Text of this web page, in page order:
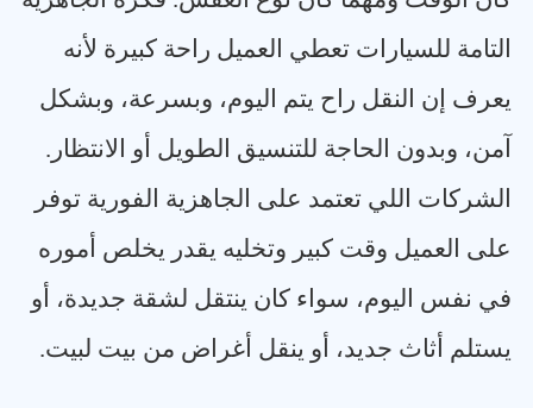
التامة للسيارات تعطي العميل راحة كبيرة لأنه
يعرف إن النقل راح يتم اليوم، وبسرعة، وبشكل
آمن، وبدون الحاجة للتنسيق الطويل أو الانتظار.
الشركات اللي تعتمد على الجاهزية الفورية توفر
على العميل وقت كبير وتخليه يقدر يخلص أموره
في نفس اليوم، سواء كان ينتقل لشقة جديدة، أو
يستلم أثاث جديد، أو ينقل أغراض من بيت لبيت.